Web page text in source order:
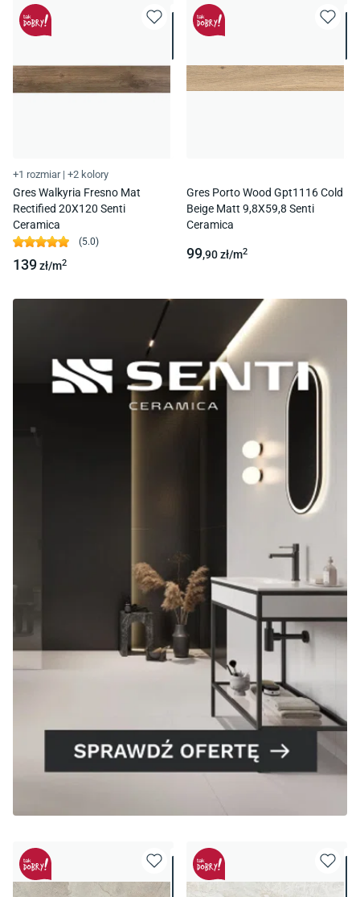
+1 rozmiar | +2 kolory
Gres Walkyria Fresno Mat
Rectified 20X120 Senti
Ceramica
(5.0)
139zł/m2
Gres Porto Wood Gpt1116 Cold
Beige Matt 9,8X59,8 Senti
Ceramica
99,90zł/m2